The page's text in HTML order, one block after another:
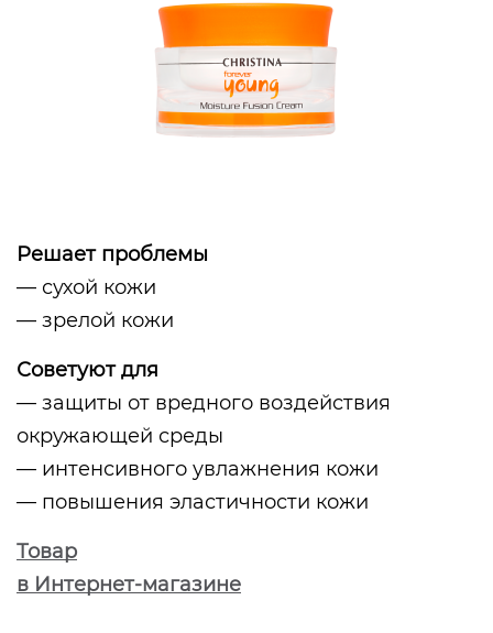
Решает проблемы
— сухой кожи
— зрелой кожи
Советуют для
— защиты от вредного воздействия
окружающей среды
— интенсивного увлажнения кожи
— повышения эластичности кожи
Товар
в Интернет-магазине